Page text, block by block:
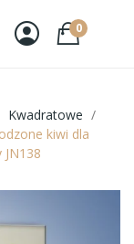
0
Kwadratowe
kiwi dla